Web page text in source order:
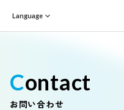
Language
Contact
お問い合わせ